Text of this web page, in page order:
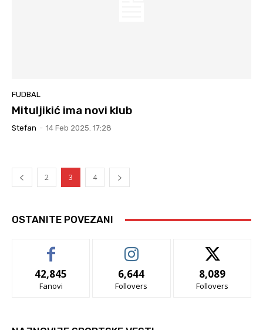
FUDBAL
Mituljikić ima novi klub
Stefan - 14 Feb 2025. 17:28
2 3 4
OSTANITE POVEZANI
42,845
Fanovi
6,644
Follovers
8,089
Follovers